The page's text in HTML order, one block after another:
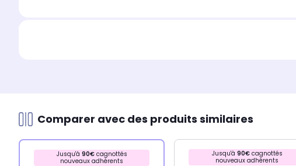
Comparer avec des produits similaires
Jusqu'à 90€cagnottés
nouveaux adhérents
Jusqu'à 90€cagnottés
nouveaux adhérents